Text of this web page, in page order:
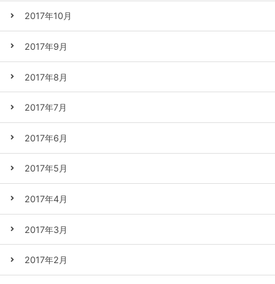
2017年10月
2017年9月
2017年8月
2017年7月
2017年6月
2017年5月
2017年4月
2017年3月
2017年2月